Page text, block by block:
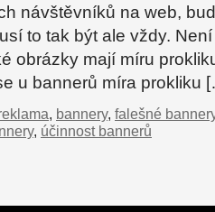
návštěvníků na web,
to tak být ale vždy.
obrázky mají míru
u bannerů míra prokliku
, bannery, falešné
, účinnost bannerů